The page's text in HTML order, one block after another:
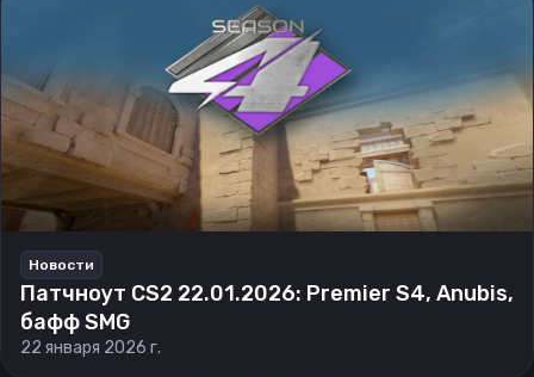
Новости
Патчноут CS2 22.01.2026: Premier S4, Anubis,
бафф SMG
22 января 2026 г.